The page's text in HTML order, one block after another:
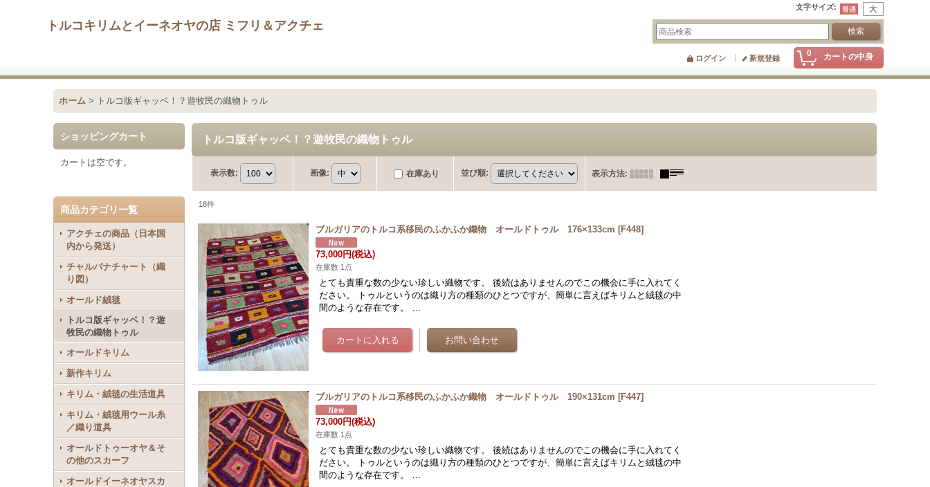
文字サイズ:
トルコキリムとイーネオヤの店 ミフリ＆アクチェ
0 カートの中身
ログイン 新規登録
ホーム > トルコ版ギャッベ！？遊牧民の織物トゥル
ショッピングカート
カートは空です。
商品カテゴリ一覧
アクチェの商品（日本国
内から発送）
チャルパナチャート（織
り図）
オールド絨毯
トルコ版ギャッベ！？遊
牧民の織物トゥル
オールドキリム
新作キリム
キリム・絨毯の生活道具
キリム・絨毯用ウール糸
／織り道具
オールドトゥーオヤ＆そ
の他のスカーフ
オールドイーネオヤスカ
トルコ版ギャッベ！？遊牧民の織物トゥル
表示数: 画像: 在庫あり 並び順: 表示方法:
18件
ブルガリアのトルコ系移民のふかふか織物 オールドトゥル 176×133cm [F448]
73,000円(税込)
在庫数 1点
とても貴重な数の少ない珍しい織物です。 後続はありませんのでこの機会に手に入れてく
ださい。 トゥルというのは織り方の種類のひとつですが、簡単に言えばキリムと絨毯の中
間のような存在です。 …
ブルガリアのトルコ系移民のふかふか織物 オールドトゥル 190×131cm [F447]
73,000円(税込)
在庫数 1点
とても貴重な数の少ない珍しい織物です。 後続はありませんのでこの機会に手に入れてく
ださい。 トゥルというのは織り方の種類のひとつですが、簡単に言えばキリムと絨毯の中
間のような存在です。 …